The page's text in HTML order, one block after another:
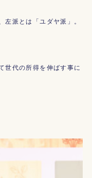
派とは「ユダヤ派」。
世代の所得を伸ばす事に